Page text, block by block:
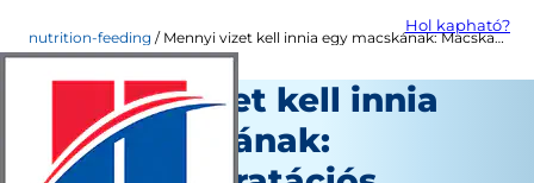
Hol kapható?
nutrition-feeding Mennyi vizet kell innia egy macskának: Macskahidratációs útmutató
Mennyi vizet kell innia
egy macskának: